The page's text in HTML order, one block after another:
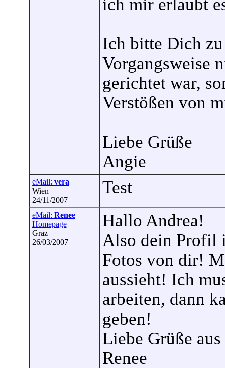
ich mir erlaubt
Ich bitte Dich zu
Vorgangsweise
gerichtet war,
Verstößen von
Liebe Grüße
Angie
eMail: vera
Wien
24/11/2007
Test
eMail: Renee
Homepage
Graz
26/03/2007
Hallo Andrea!
Also dein Profil
Fotos von dir!
aussieht! Ich
arbeiten, dann
geben!
Liebe Grüße
Renee